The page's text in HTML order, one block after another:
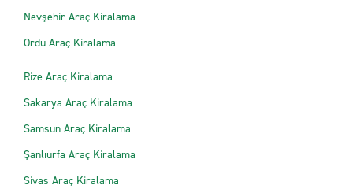
Nevşehir Araç Kiralama
Ordu Araç Kiralama
Rize Araç Kiralama
Sakarya Araç Kiralama
Samsun Araç Kiralama
Şanlıurfa Araç Kiralama
Sivas Araç Kiralama